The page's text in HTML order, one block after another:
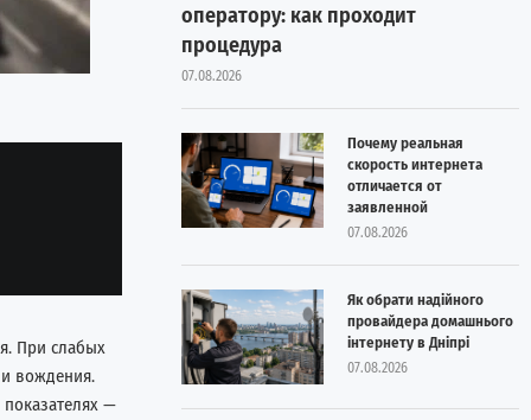
При слабых
вождения.
—
оператору: как проходит
процедура
07.08.2026
Почему реальная
скорость интернета
отличается от
заявленной
07.08.2026
Як обрати надійного
провайдера домашнього
інтернету в Дніпрі
07.08.2026